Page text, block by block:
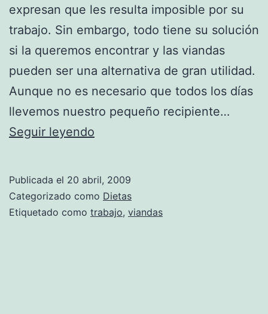
expresan que les resulta imposible por su
trabajo. Sin embargo, todo tiene su solución
si la queremos encontrar y las viandas
pueden ser una alternativa de gran utilidad.
Aunque no es necesario que todos los días
llevemos nuestro pequeño recipiente…
Seguir leyendo
opción
económica
Publicada el 20 abril, 2009
Categorizado como Dietas
Etiquetado como trabajo, viandas